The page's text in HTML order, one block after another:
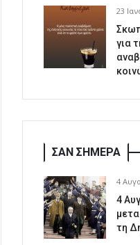
23
για
ΣΑΝ ΣΗΜΕΡΑ
4
4
τη